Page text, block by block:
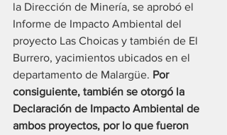
la Dirección de Minería, se aprobó el
Informe de Impacto Ambiental del
proyecto Las Choicas y también de El
Burrero, yacimientos ubicados en el
departamento de Malargüe. Por
consiguiente, también se otorgó la
Declaración de Impacto Ambiental de
ambos proyectos, por lo que fueron